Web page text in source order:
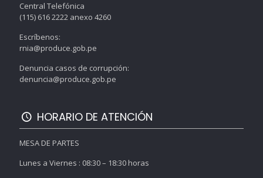
Central Telefónica
(115) 616 2222 anexo 4260
Escríbenos:
rnia@produce.gob.pe
Denuncia casos de corrupción:
denuncia@produce.gob.pe
HORARIO DE ATENCIÓN
MESA DE PARTES
Lunes a Viernes : 08:30 – 18:30 horas